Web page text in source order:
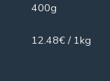
400g
12.48€ / 1kg